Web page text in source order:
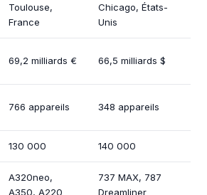
Toulouse,
France
Chicago, États-
Unis
69,2 milliards € 66,5 milliards $
766 appareils 348 appareils
130 000 140 000
A320neo,
A350, A220
737 MAX, 787
Dreamliner